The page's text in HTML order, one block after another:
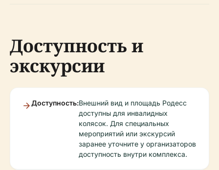
Доступность и
экскурсии
Доступность:Внешний вид и площадь Родесс
доступны для инвалидных
колясок. Для специальных
мероприятий или экскурсий
заранее уточните у организаторов
доступность внутри комплекса.